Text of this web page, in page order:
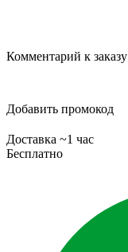
Комментарий к заказу
Добавить промокод
Доставка ~1 час
Бесплатно